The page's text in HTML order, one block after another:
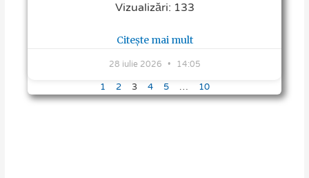
Vizualizări: 133
Citește mai mult
28 iulie 2026 14:05
1 2 3 4 5 … 10